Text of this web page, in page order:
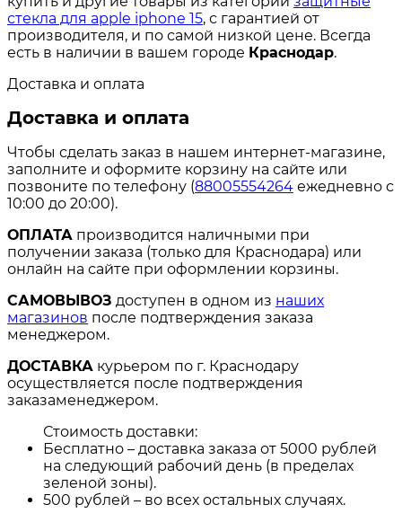
стекла для apple iphone 15, с гарантией от
производителя, и по самой низкой цене. Всегда
есть в наличии в вашем городе Краснодар.
Доставка и оплата
Доставка и оплата
Чтобы сделать заказ в нашем интернет-магазине,
заполните и оформите корзину на сайте или
позвоните по телефону (88005554264 ежедневно с
10:00 до 20:00).
ОПЛАТА производится наличными при
получении заказа (только для Краснодара) или
онлайн на сайте при оформлении корзины.
САМОВЫВОЗ доступен в одном из наших
магазинов после подтверждения заказа
менеджером.
ДОСТАВКА курьером по г. Краснодару
осуществляется после подтверждения
заказаменеджером.
Стоимость доставки:
Бесплатно – доставка заказа от 5000 рублей
на следующий рабочий день (в пределах
зеленой зоны).
500 рублей – во всех остальных случаях.